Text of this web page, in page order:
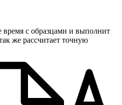
время с образцами и выполнит
же рассчитает точную